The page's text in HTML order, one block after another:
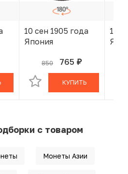
10 сен 1905 года
Япония
850 765 руб.
В КОРЗИНЕ
КУПИТЬ
10
с товаром
Монеты Азии